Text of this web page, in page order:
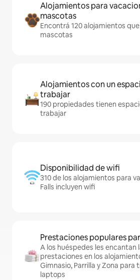
Alojamientos para
mascotas
Encontrá 120 alojamientos
mascotas
Alojamientos con un
trabajar
190 propiedades tienen
trabajar
Disponibilidad de wifi
310 de los alojamientos para
Falls incluyen wifi
Prestaciones populares
A los huéspedes les encantan
prestaciones en los
Gimnasio, Parrilla y Zona para
laptops